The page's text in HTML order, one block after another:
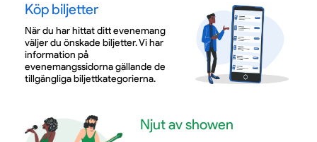
Köp biljetter
När du har hittat ditt evenemang
väljer du önskade biljetter. Vi har
information på
evenemangssidorna gällande de
tillgängliga biljettkategorierna.
Njut av showen